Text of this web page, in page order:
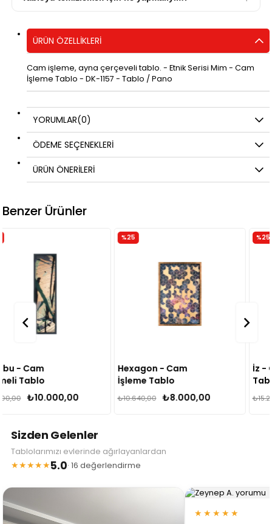
ÜRÜN ÖZELLIKLERI
Cam işleme, ayna çerçeveli tablo. - Etnik Serisi Mim - Cam
İşleme Tablo - DK-1157 - Tablo / Pano
YORUMLAR(0)
ÖDEME SEÇENEKLERI
ÜRÜN ÖNERILERI
Benzer Ürünler
Hexagon - Cam
İşleme Tablo
₺8.000,00
₺10.640,00
İz - Cam İşleme
Tablo
₺11.500,00
₺15.295,00
Sizden Gelenler
Tablolarımızı evlerinde ağırlayanlardan
★★★★★5.0· 16 değerlendirme
★★★★★